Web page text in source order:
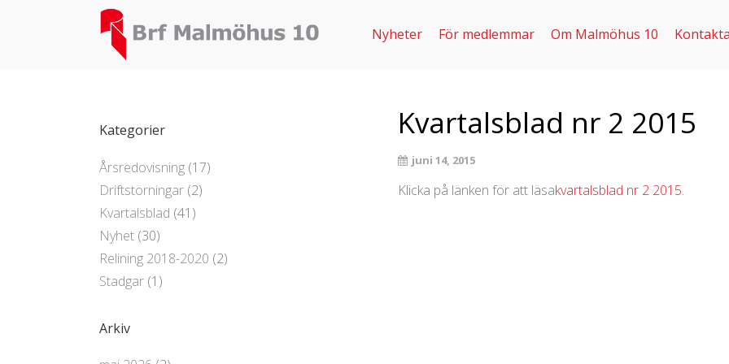
Nyheter För medlemmar Om Malmöhus 10
Kvartalsblad nr 2 2015
juni 14, 2015
Klicka på länken för att läsakvartalsblad nr 2 2015.
Kategorier
Årsredovisning (17)
Driftstörningar (2)
Kvartalsblad (41)
Nyhet (30)
Relining 2018-2020 (2)
Stadgar (1)
Arkiv